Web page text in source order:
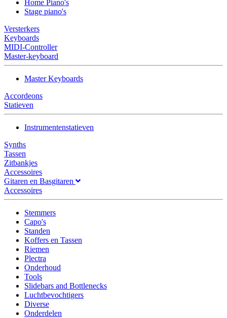
Home Piano's
Stage piano's
Versterkers
Keyboards
MIDI-Controller
Master-keyboard
Master Keyboards
Accordeons
Statieven
Instrumentenstatieven
Synths
Tassen
Zitbankjes
Accessoires
Gitaren en Basgitaren
Accessoires
Stemmers
Capo's
Standen
Koffers en Tassen
Riemen
Plectra
Onderhoud
Tools
Slidebars and Bottlenecks
Luchtbevochtigers
Diverse
Onderdelen